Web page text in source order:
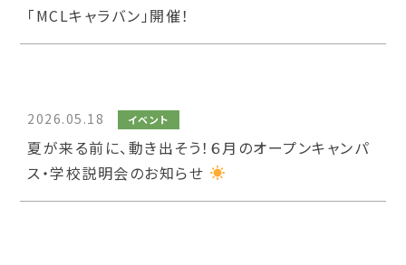
「MCLキャラバン」開催！
2026.05.18 イベント
夏が来る前に、動き出そう！６月のオープンキャンパ
ス・学校説明会のお知らせ